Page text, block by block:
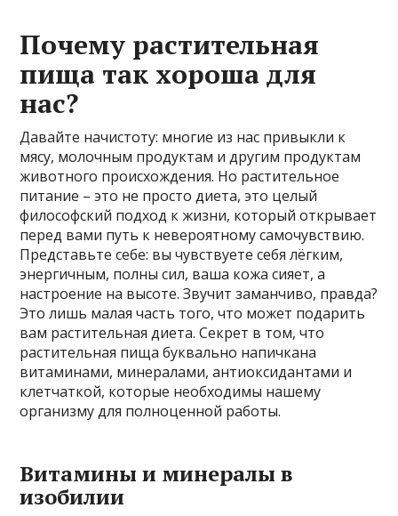
Почему растительная
пища так хороша для
нас?
Давайте начистоту: многие из нас привыкли к
мясу, молочным продуктам и другим продуктам
животного происхождения. Но растительное
питание – это не просто диета, это целый
философский подход к жизни, который открывает
перед вами путь к невероятному самочувствию.
Представьте себе: вы чувствуете себя лёгким,
энергичным, полны сил, ваша кожа сияет, а
настроение на высоте. Звучит заманчиво, правда?
Это лишь малая часть того, что может подарить
вам растительная диета. Секрет в том, что
растительная пища буквально напичкана
витаминами, минералами, антиоксидантами и
клетчаткой, которые необходимы нашему
организму для полноценной работы.
Витамины и минералы в
изобилии